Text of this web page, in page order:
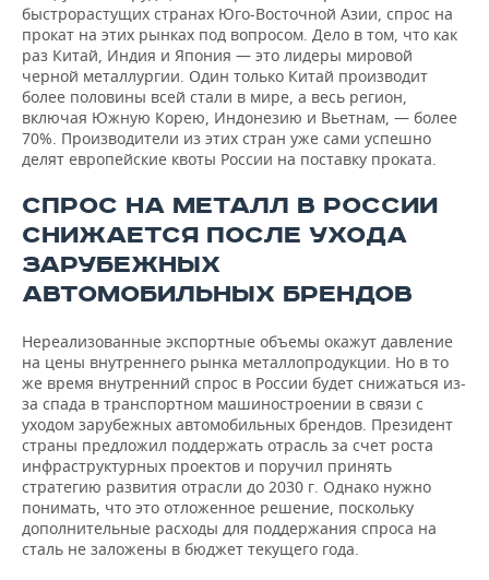
быстрорастущих странах Юго-Восточной Азии, спрос на
прокат на этих рынках под вопросом. Дело в том, что как
раз Китай, Индия и Япония — это лидеры мировой
черной металлургии. Один только Китай производит
более половины всей стали в мире, а весь регион,
включая Южную Корею, Индонезию и Вьетнам, — более
70%. Производители из этих стран уже сами успешно
делят европейские квоты России на поставку проката.
СПРОС НА МЕТАЛЛ В РОССИИ
СНИЖАЕТСЯ ПОСЛЕ УХОДА
ЗАРУБЕЖНЫХ
АВТОМОБИЛЬНЫХ БРЕНДОВ
Нереализованные экспортные объемы окажут давление
на цены внутреннего рынка металлопродукции. Но в то
же время внутренний спрос в России будет снижаться из-
за спада в транспортном машиностроении в связи с
уходом зарубежных автомобильных брендов. Президент
страны предложил поддержать отрасль за счет роста
инфраструктурных проектов и поручил принять
стратегию развития отрасли до 2030 г. Однако нужно
понимать, что это отложенное решение, поскольку
дополнительные расходы для поддержания спроса на
сталь не заложены в бюджет текущего года.